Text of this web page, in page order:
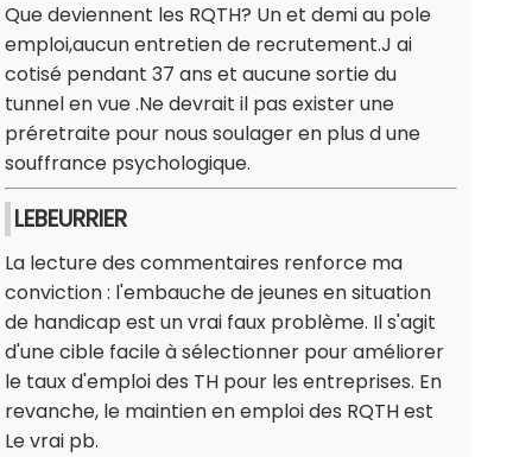
Que deviennent les RQTH? Un et demi au pole
emploi,aucun entretien de recrutement.J ai
cotisé pendant 37 ans et aucune sortie du
tunnel en vue .Ne devrait il pas exister une
préretraite pour nous soulager en plus d une
souffrance psychologique.
LEBEURRIER
La lecture des commentaires renforce ma
conviction : l'embauche de jeunes en situation
de handicap est un vrai faux problème. Il s'agit
d'une cible facile à sélectionner pour améliorer
le taux d'emploi des TH pour les entreprises. En
revanche, le maintien en emploi des RQTH est
Le vrai pb.